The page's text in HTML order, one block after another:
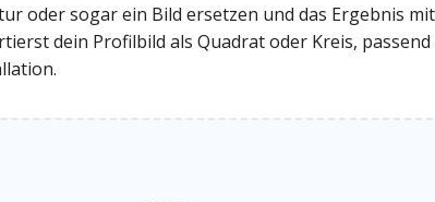
oder sogar ein Bild ersetzen und das Ergebnis
dein Profilbild als Quadrat oder Kreis,